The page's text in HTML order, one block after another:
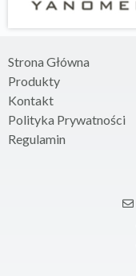
Strona Główna
Produkty
Kontakt
Polityka Prywatności
Regulamin